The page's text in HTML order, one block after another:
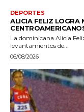
DEPORTES
ALICIA FELIZ LOGRA
La dominicana Alicia
levantamientos de...
06/08/2026